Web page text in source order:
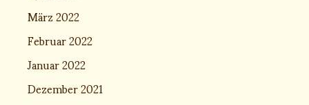
März 2022
Februar 2022
Januar 2022
Dezember 2021